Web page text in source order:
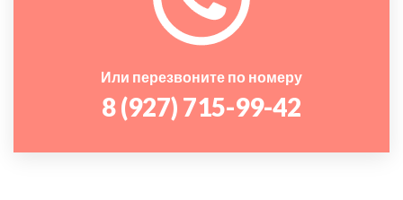
Или перезвоните по номеру
8 (927) 715-99-42